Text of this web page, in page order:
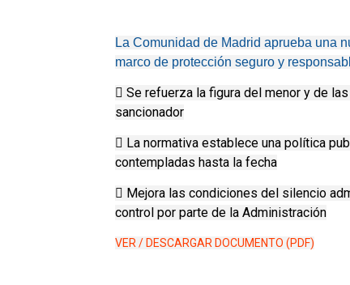
La Comunidad de Madrid aprueba una
marco de protección seguro y
 Se refuerza la figura del menor y de
sancionador
 La normativa establece una política
contempladas hasta la fecha
 Mejora las condiciones del silencio
control por parte de la Administración
VER / DESCARGAR DOCUMENTO (PDF)